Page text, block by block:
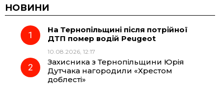
c
e
o
e
g
t
НОВИНИ
На Тернопільщині після потрійної
ДТП помер водій Peugeot
10.08.2026, 12:17
Захисника з Тернопільщини Юрія
Дутчака нагородили «Хрестом
доблесті»